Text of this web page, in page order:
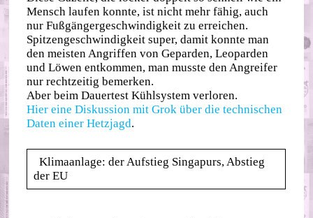
Mensch laufen konnte, ist nicht mehr fähig, auch
nur Fußgängergeschwindigkeit zu erreichen.
Spitzengeschwindigkeit super, damit konnte man
den meisten Angriffen von Geparden, Leoparden
und Löwen entkommen, man musste den Angreifer
nur rechtzeitig bemerken.
Aber beim Dauertest Kühlsystem verloren.
Hier eine Diskussion mit Grok über die technischen
Daten einer Hetzjagd.
Klimaanlage: der Aufstieg Singapurs, Abstieg
der EU